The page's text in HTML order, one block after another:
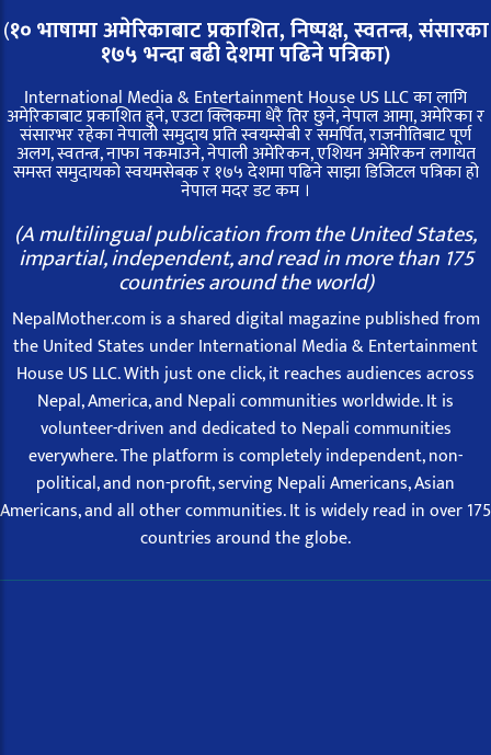
(१० भाषामा अमेरिकाबाट प्रकाशित, निष्पक्ष, स्वतन्त्र,संसारका
१७५ भन्दा बढी देशमा पढिने पत्रिका)
International Media & Entertainment House US LLC का लागि
अमेरिकाबाट प्रकाशित हुने, एउटा क्लिकमा धेरै तिर छुने, नेपाल आमा, अमेरिका र
संसारभर रहेका नेपाली समुदाय प्रति स्वयम्सेबी र समर्पित, राजनीतिबाट पूर्ण
अलग, स्वतन्त्र, नाफा नकमाउने, नेपाली अमेरिकन, एशियन अमेरिकन लगायत
समस्त समुदायको स्वयमसेबक र १७५ देशमा पढिने साझा डिजिटल पत्रिका हो
नेपाल मदर डट कम ।
(A multilingual publication from the United States,
impartial, independent, and read in more than 175
countries around the world)
NepalMother.com is a shared digital magazine published from
the United States under International Media & Entertainment
House US LLC. With just one click, it reaches audiences across
Nepal, America, and Nepali communities worldwide. It is
volunteer-driven and dedicated to Nepali communities
everywhere. The platform is completely independent, non-
political, and non-profit, serving Nepali Americans, Asian
Americans, and all other communities. It is widely read in over 175
countries around the globe.